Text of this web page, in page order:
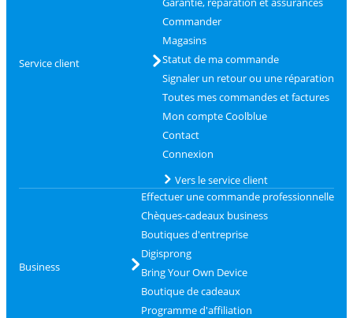
Service client
Commander
Magasins
Statut de ma commande
Signaler un retour ou une réparation
Toutes mes commandes et factures
Mon compte Coolblue
Contact
Connexion
Vers le service client
Business
Effectuer une commande professionnelle
Chèques-cadeaux business
Boutiques d'entreprise
Digisprong
Bring Your Own Device
Boutique de cadeaux
Programme d'affiliation